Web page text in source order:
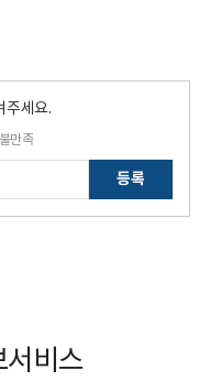
주세요.
만족
등록
서비스